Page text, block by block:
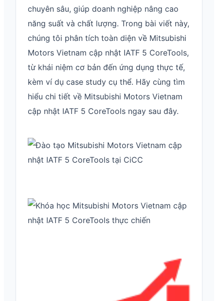
chuyên sâu, giúp doanh nghiệp nâng cao
năng suất và chất lượng. Trong bài viết này,
chúng tôi phân tích toàn diện về Mitsubishi
Motors Vietnam cập nhật IATF 5 CoreTools,
từ khái niệm cơ bản đến ứng dụng thực tế,
kèm ví dụ case study cụ thể. Hãy cùng tìm
hiểu chi tiết về Mitsubishi Motors Vietnam
cập nhật IATF 5 CoreTools ngay sau đây.